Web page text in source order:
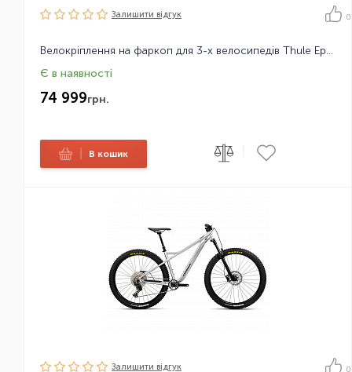
Залишити вiдгук 0
Велокріплення на фаркоп для 3-х велосипедів Thule Epos 13-pin
Є в наявності
74 999грн.
В кошик
Залишити вiдгук 0